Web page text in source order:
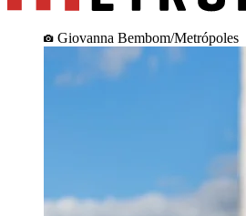
Giovanna Bembom/Metrópoles